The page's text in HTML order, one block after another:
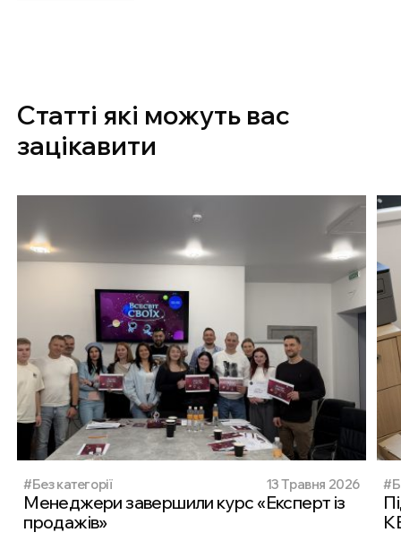
Статті які можуть вас
зацікавити
#Без категорії 13 Травня 2026
Менеджери завершили курс «Експерт із
продажів»